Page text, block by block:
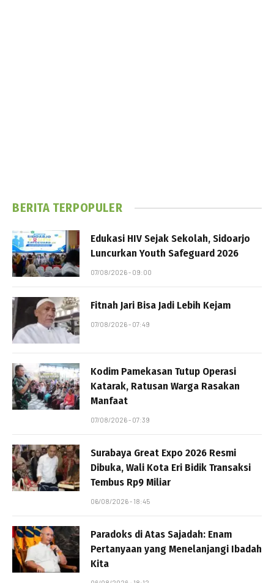
BERITA TERPOPULER
Edukasi HIV Sejak Sekolah, Sidoarjo
Luncurkan Youth Safeguard 2026
07/08/2026 - 09:00
Fitnah Jari Bisa Jadi Lebih Kejam
07/08/2026 - 07:49
Kodim Pamekasan Tutup Operasi
Katarak, Ratusan Warga Rasakan
Manfaat
07/08/2026 - 07:39
Surabaya Great Expo 2026 Resmi
Dibuka, Wali Kota Eri Bidik Transaksi
Tembus Rp9 Miliar
06/08/2026 - 18:45
Paradoks di Atas Sajadah: Enam
Pertanyaan yang Menelanjangi Ibadah
Kita